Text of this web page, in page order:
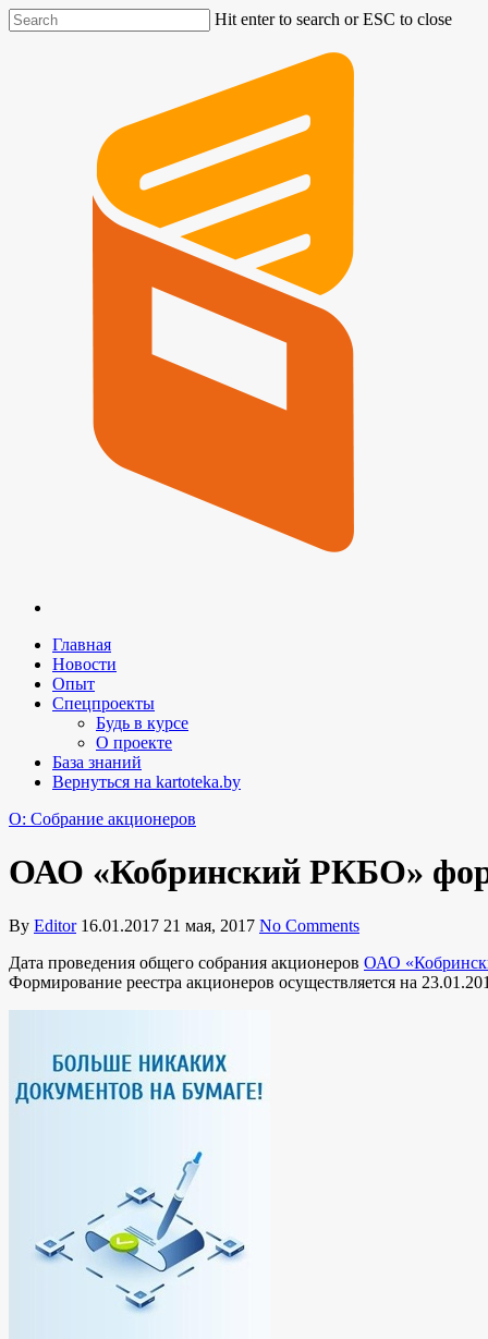
Hit enter to search or ESC to close
Главная
Новости
Опыт
Спецпроекты
Будь в курсе
О проекте
База знаний
Вернуться на kartoteka.by
O: Собрание акционеров
ОАО «Кобринский РКБО»
By Editor 16.01.2017 21 мая, 2017 No Comments
Дата проведения общего собрания акционеров ОАО
Формирование реестра акционеров осуществляется на